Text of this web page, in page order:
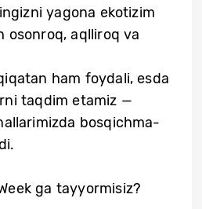
yagona ekotizim
osonroq, aqlliroq va
ham foydali, esda
taqdim etamiz —
bosqichma-
ga tayyormisiz?